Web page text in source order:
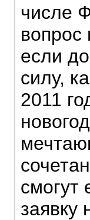
числе
вопрос
если
силу,
2011
смогут
заявку